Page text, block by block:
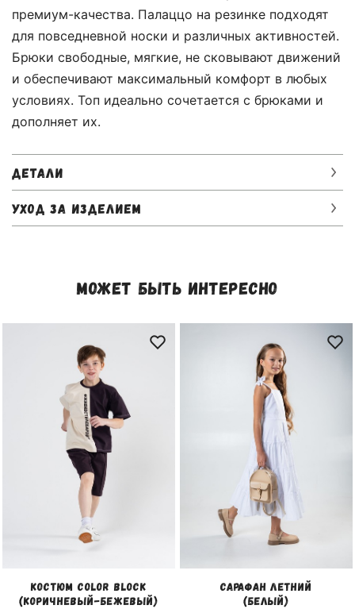
премиум-качества. Палаццо на резинке подходят
для повседневной носки и различных активностей.
Брюки свободные, мягкие, не сковывают движений
и обеспечивают максимальный комфорт в любых
условиях. Топ идеально сочетается с брюками и
дополняет их.
ДЕТАЛИ
УХОД ЗА ИЗДЕЛИЕМ
МОЖЕТ БЫТЬ ИНТЕРЕСНО
КОСТЮМ COLOR BLOCK
(КОРИЧНЕВЫЙ-БЕЖЕВЫЙ)
САРАФАН ЛЕТНИЙ
(БЕЛЫЙ)